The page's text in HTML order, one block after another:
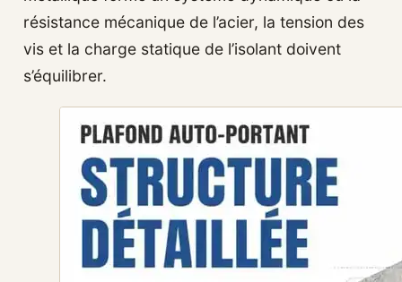
résistance mécanique de l’acier, la tension des
vis et la charge statique de l’isolant doivent
s’équilibrer.